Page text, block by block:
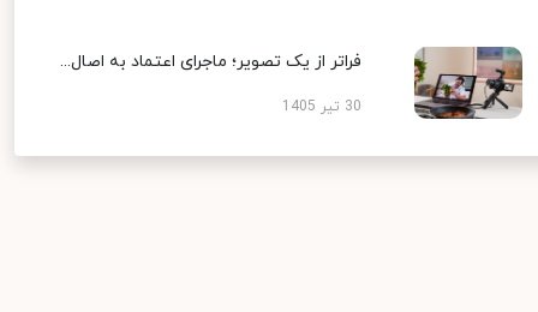
فراتر از یک تصویر؛ ماجرای اعتماد به اصال...
30 تیر 1405